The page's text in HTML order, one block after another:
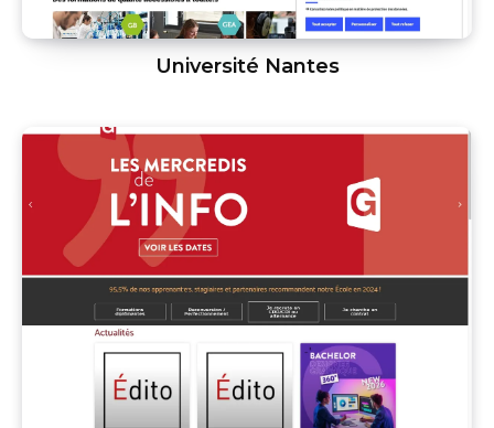
Université Nantes